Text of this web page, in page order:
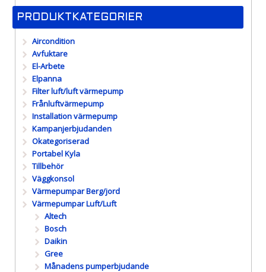
PRODUKTKATEGORIER
Aircondition
Avfuktare
El-Arbete
Elpanna
Filter luft/luft värmepump
Frånluftvärmepump
Installation värmepump
Kampanjerbjudanden
Okategoriserad
Portabel Kyla
Tillbehör
Väggkonsol
Värmepumpar Berg/jord
Värmepumpar Luft/Luft
Altech
Bosch
Daikin
Gree
Månadens pumperbjudande